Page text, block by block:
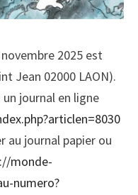
2025 est
Jean 02000 LAON).
journal en ligne
au journal papier ou
monde-
numero?